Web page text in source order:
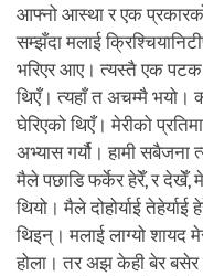
आफ्नो आस्था र एक प्रकारको
सम्झँदा मलाई
भरिएर आए। त्यस्तै एक पटक
थिएँ। त्यहाँ त अचम्मै भयो।
घेरिएको थिएँ। मेरीको
अभ्यास गर्यौ। हामी सबैजना
मैले पछाडि फर्केर हेरेँ, र देखेँ,
थियो। मैले दोहोर्याई
थिइन्। मलाई लाग्यो शायद
होला। तर अझ केही बेर बसेर